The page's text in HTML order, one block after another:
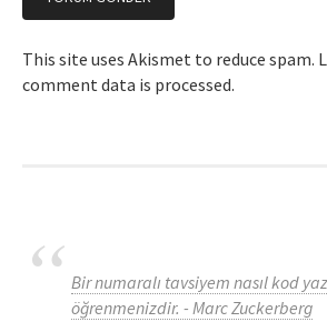
This site uses Akismet to reduce spam.
comment data is processed.
Bir numaralı tavsiyem nasıl kod
öğrenmenizdir. - Marc Zuckerberg